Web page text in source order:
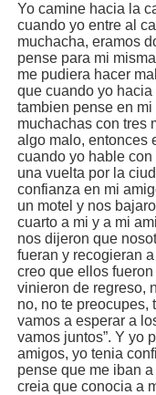
Yo camine hacia la
cuando yo entre al
muchacha, eramos
pense para mi
me pudiera hacer
que cuando yo
tambien pense en
muchachas con tres
algo malo, entonces
cuando yo hable
una vuelta por la
confianza en mi
un motel y nos
cuarto a mi y a mi
nos dijeron que
fueran y recogieran
creo que ellos
vinieron de regreso,
no, no te preocupes,
vamos a esperar a
vamos juntos”. Y yo
amigos, yo tenia
pense que me iban
creia que conocia a